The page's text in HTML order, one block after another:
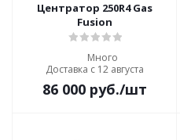
Центратор 250R4 Gas
Fusion
Много
Доставка с 12 августа
86 000руб./шт